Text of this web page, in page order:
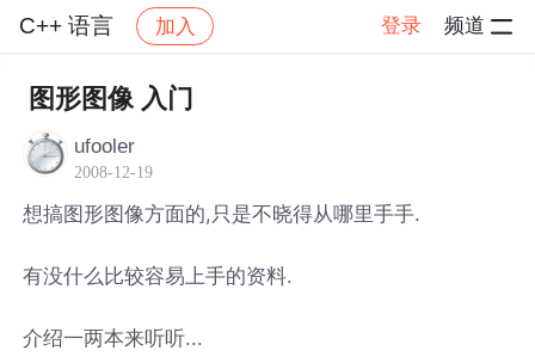
C++ 语言 加入 登录 频道
社区 C++ 语言
图形图像 入门
ufooler
2008-12-19
想搞图形图像方面的,只是不晓得从哪里手手.
有没什么比较容易上手的资料.
介绍一两本来听听...